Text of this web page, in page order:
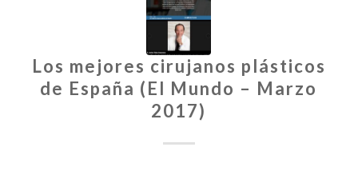
Los mejores cirujanos plásticos
de España (El Mundo – Marzo
2017)